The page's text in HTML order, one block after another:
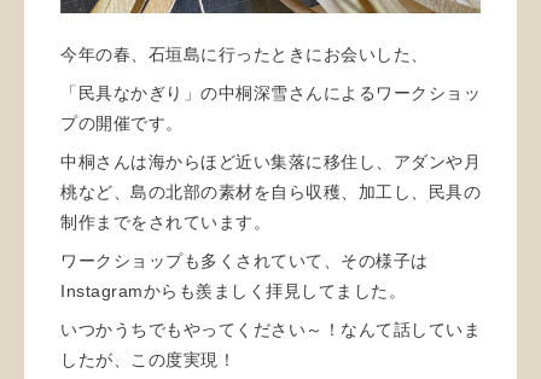
今年の春、石垣島に行ったときにお会いした、
「民具なかぎり」の中桐深雪さんによるワークショッ
プの開催です。
中桐さんは海からほど近い集落に移住し、アダンや月
桃など、島の北部の素材を自ら収穫、加工し、民具の
制作までをされています。
ワークショップも多くされていて、その様子は
Instagramからも羨ましく拝見してました。
いつかうちでもやってください～！なんて話していま
したが、この度実現！